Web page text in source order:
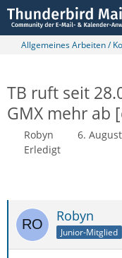
Allgemeines Arbeiten /
TB ruft seit
GMX mehr ab
Robyn 6.
Erledigt
Robyn
Junior-Mitglied